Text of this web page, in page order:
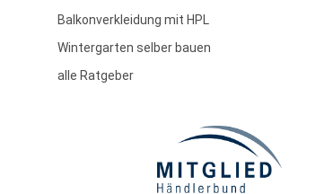
Balkonverkleidung mit HPL
Wintergarten selber bauen
alle Ratgeber